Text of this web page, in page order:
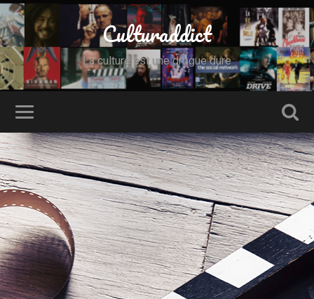
Culturaddict
La culture est une drogue dure